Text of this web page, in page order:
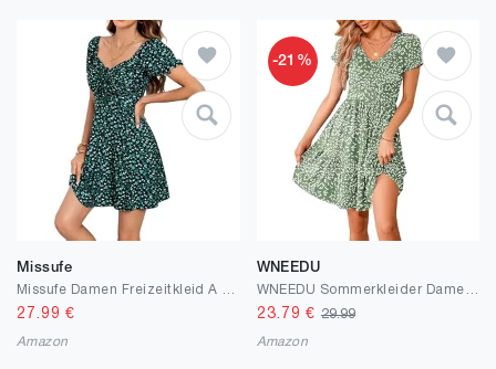
Missufe
27.99 €
Amazon
-21%
WNEEDU
23.79 € 29.99
Amazon